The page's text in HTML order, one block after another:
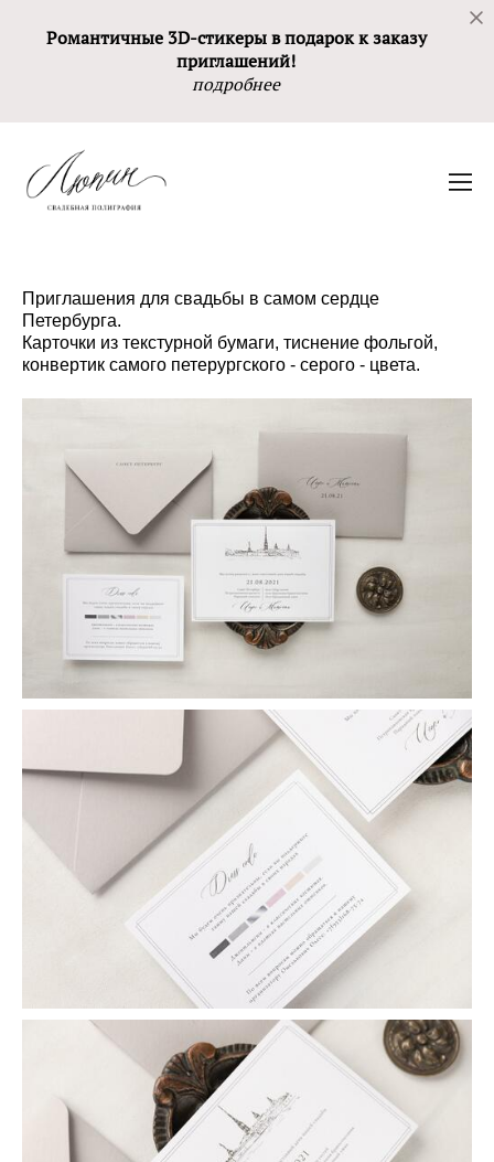
Романтичные 3D-стикеры в подарок к заказу
приглашений!
подробнее
Приглашения для свадьбы в самом сердце
Петербурга.
Карточки из текстурной бумаги, тиснение фольгой,
конвертик самого петерургского - серого - цвета.